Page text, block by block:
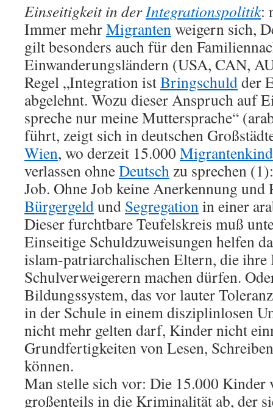
Einseitigkeit in derIntegrationspolitik:
Immer mehrMigrantenweigern sich,
gilt besonders auch für den
Einwanderungsländern (USA, CAN,
Regel „Integration istBringschuldder
abgelehnt. Wozu dieser Anspruch auf
spreche nur meine Muttersprache“
führt, zeigt sich in deutschen
Wien, wo derzeit 15.000
verlassen ohneDeutschzu sprechen
Job. Ohne Job keine Anerkennung und
Bürgergeldund Segregationin einer
Dieser furchtbare Teufelskreis muß
Einseitige Schuldzuweisungen helfen
islam-patriarchalischen Eltern, die ihre
Schulverweigerern machen dürfen.
Bildungssystem, das vor lauter
in der Schule in einem disziplinlosen
nicht mehr gelten darf, Kinder nicht
Grundfertigkeiten von Lesen,
können.
Man stelle sich vor: Die 15.000
großenteils in die Kriminalität ab, der